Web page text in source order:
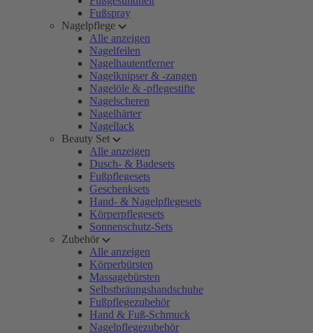
Fußspray
Nagelpflege
Alle anzeigen
Nagelfeilen
Nagelhautentferner
Nagelknipser & -zangen
Nagelöle & -pflegestifte
Nagelscheren
Nagelhärter
Nagellack
Beauty Set
Alle anzeigen
Dusch- & Badesets
Fußpflegesets
Geschenksets
Hand- & Nagelpflegesets
Körperpflegesets
Sonnenschutz-Sets
Zubehör
Alle anzeigen
Körperbürsten
Massagebürsten
Selbstbräungshandschuhe
Fußpflegezubehör
Hand & Fuß-Schmuck
Nagelpflegezubehör